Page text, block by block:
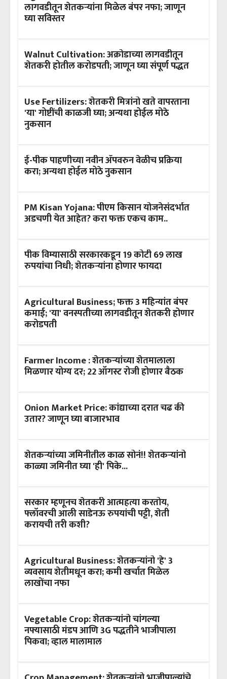
लागवडीतून शेतकऱ्यांना मिळेल बंपर नफा; जाणून
घ्या सविस्तर
Walnut Cultivation: अक्रोडाच्या लागवडीतून
शेतकरी होतील करोडपती; जाणून घ्या संपूर्ण पद्धत
Use Fertilizers: शेतकरी मित्रांनो खते वापरताना
'या' गोष्टींची काळजी घ्या; अन्यथा होईल मोठे
नुकसान
ई-पीक पाहणीच्या नवीन अ‍ॅपवरुन वेळीच प्रक्रिया
करा; अन्यथा होईल मोठे नुकसान
PM Kisan Yojana: पीएम किसान योजनेसंदर्भात
अडचणी येत आहेत? करा फक्त एकच काम..
पीक विम्यासाठी सरकारकडून 19 कोटी 69 लाख
रुपयांचा निधी; शेतकऱ्यांना होणार फायदा
Agricultural Business; फक्त 3 महिन्यांत बंपर
कमाई; 'या' वनस्पतीच्या लागवडीतून शेतकरी होणार
करोडपती
Farmer Income : शेतकऱ्यांच्या शेतमालाला
मिळणार योग्य दर; 22 ऑगस्ट रोजी होणार बैठक
Onion Market Price: कांद्याच्या दरात चढ की
उतार? जाणून घ्या बाजारभाव
शेतकऱ्यांच्या जमिनीतील काळ सोनं!! शेतकऱ्यांनो
काळ्या जमिनीत घ्या 'ही' पिके...
सरकार म्हणूनच शेतकरी आत्महत्या करतोय,
फ्लॉवरची आली साडेनऊ रुपयांची पट्टी, शेती
करायची तरी कशी?
Agricultural Business: शेतकऱ्यांनो 'हे' 3
व्यवसाय शेतीमधून करा; कमी खर्चात मिळेल
लाखोंचा नफा
Vegetable Crop: शेतकऱ्यांनो चांगल्या
नफ्यासाठी मंडप आणि 3G पद्धतीने भाजीपाला
पिकवा; व्हाल मालामाल